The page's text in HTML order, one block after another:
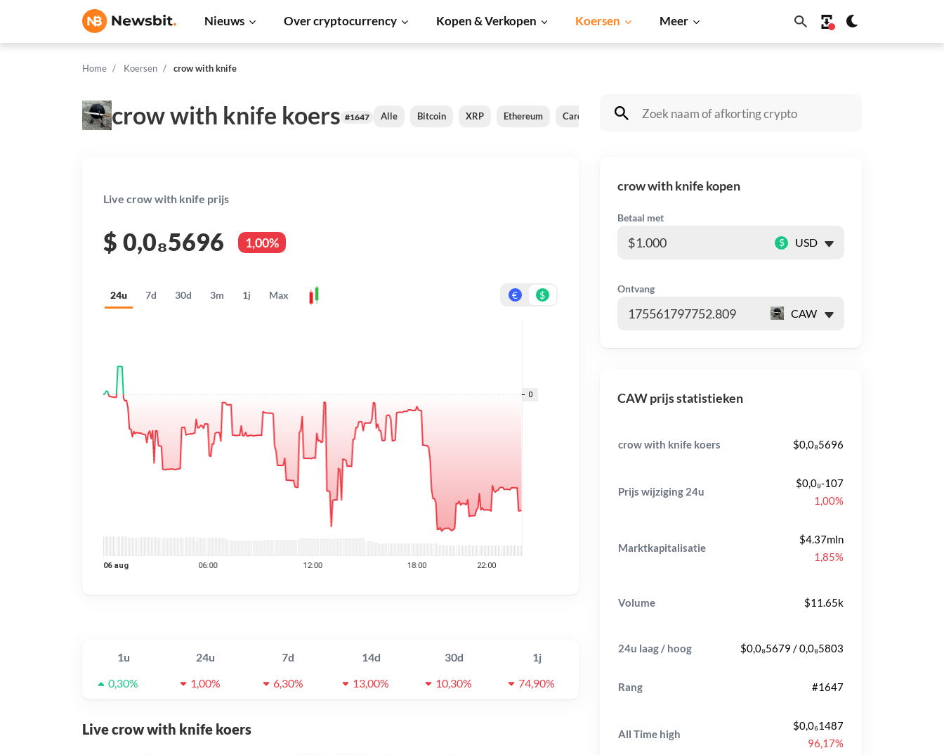
Nieuws Over cryptocurrency Kopen & Verkopen Koersen Meer
Home Koersen crow with knife
crow with knife koers #1647 Alle Bitcoin XRP Ethereum Cardano Shiba Inu Dogecoin Solana BNB
Live crow with knife prijs
$ 0,0₈5696 1,00%
24u 7d 30d 3m 1j Max € $
1u 24u 7d 14d 30d
1j
0,30%
1,00% 6,30% 13,00% 10,30% 74,90%
Live crow with knife koers
crow with knife kopen
Betaal met
$
Ontvang
CAW prijs statistieken
crow with knife koers $0,0₈5696
Prijs wijziging 24u
$0,0₉-107
1,00%
Marktkapitalisatie
$4.37mln
1,85%
Volume $11.65k
24u laag / hoog $0,0₈5679 / 0,0₈5803
Rang #1647
All Time high
$0,0₆1487
96,17%